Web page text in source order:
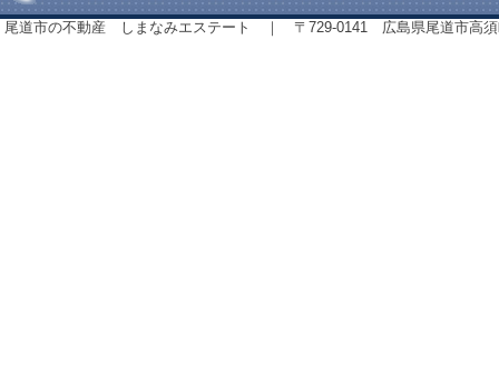
尾道市の不動産 しまなみエステート ｜ 〒729-0141 広島県尾道市高